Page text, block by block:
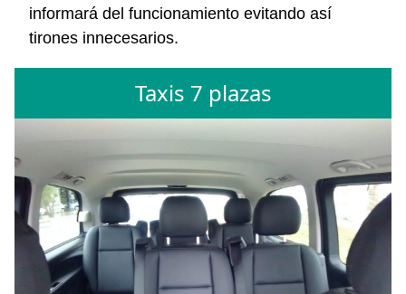
informará del funcionamiento evitando así
tirones innecesarios.
Taxis 7 plazas